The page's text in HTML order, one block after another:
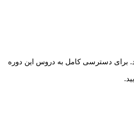
دسترسی کامل به دروس این دوره